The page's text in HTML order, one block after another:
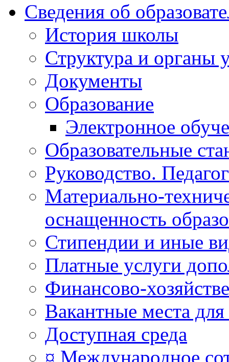
Сведения об
История школы
Структура и органы
Документы
Образование
Электронное
Образовательные
Руководство.
Материально-
оснащенность
Стипендии и иные
Платные услуги
Финансово-
Вакантные места для
Доступная среда
¤ Международное